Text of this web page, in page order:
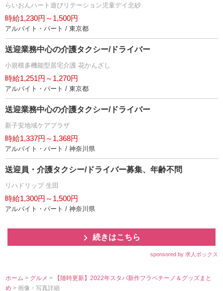
らいおんハート遊びリテーション児童デイ北砂
時給1,230円～1,500円
アルバイト・パート / 東京都
送迎業務中心の介護タクシー/ドライバー
小規模多機能型居宅介護 花かんざし
時給1,251円～1,270円
アルバイト・パート / 東京都
送迎業務中心の介護タクシー/ドライバー
新子安地域ケアプラザ
時給1,337円～1,368円
アルバイト・パート / 神奈川県
送迎員・介護タクシー/ドライバー募集、年齢不問
リハドリップ 生田
時給1,300円～1,500円
アルバイト・パート / 神奈川県
続きはこちら
sponsored by 求人ボックス
ホーム > グルメ>
【随時更新】2022年スタバ新作フラペチーノ＆グッズまと
め> 画像・写真詳細